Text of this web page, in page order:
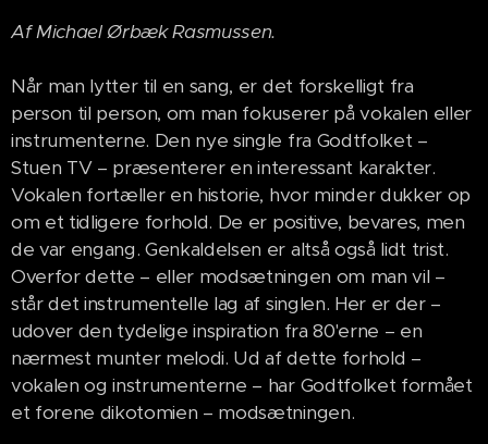
Af Michael Ørbæk Rasmussen.
Når man lytter til en sang, er det forskelligt fra
person til person, om man fokuserer på vokalen eller
instrumenterne. Den nye single fra Godtfolket –
Stuen TV – præsenterer en interessant karakter.
Vokalen fortæller en historie, hvor minder dukker op
om et tidligere forhold. De er positive, bevares, men
de var engang. Genkaldelsen er altså også lidt trist.
Overfor dette – eller modsætningen om man vil –
står det instrumentelle lag af singlen. Her er der –
udover den tydelige inspiration fra 80'erne – en
nærmest munter melodi. Ud af dette forhold –
vokalen og instrumenterne – har Godtfolket formået
et forene dikotomien – modsætningen.